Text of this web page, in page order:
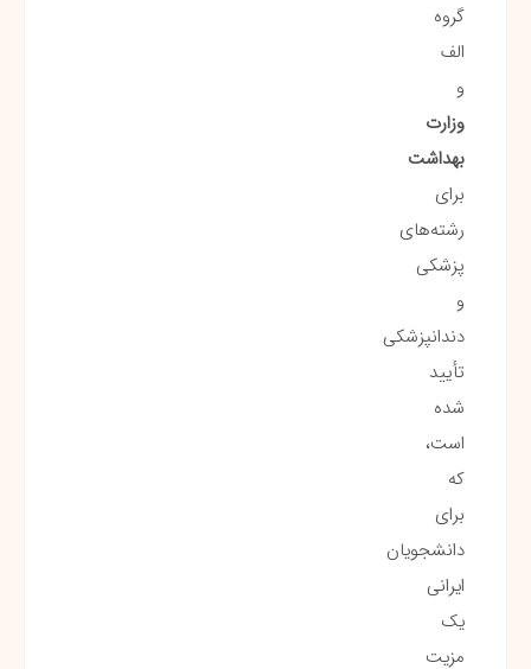
گروه
الف
و
وزارت
بهداشت
برای
رشته‌های
پزشکی
و
دندانپزشکی
تأیید
شده
است،
که
برای
دانشجویان
ایرانی
یک
مزیت